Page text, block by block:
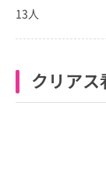
13人
クリア